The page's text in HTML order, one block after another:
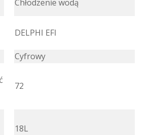
Chłodzenie wodą
DELPHI EFI
Cyfrowy
72
18L